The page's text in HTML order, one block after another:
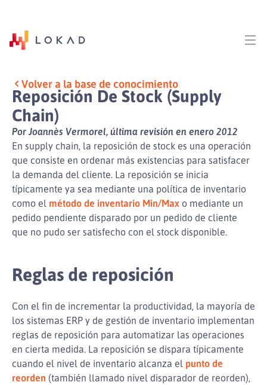
Volver a la base de conocimiento
Reposición De Stock (Supply
Chain)
Por Joannès Vermorel, última revisión en enero 2012
En supply chain, la reposición de stock es una operación
que consiste en ordenar más existencias para satisfacer
la demanda del cliente. La reposición se inicia
típicamente ya sea mediante una política de inventario
como el método de inventario Min/Max o mediante un
pedido pendiente disparado por un pedido de cliente
que no pudo ser satisfecho con el stock disponible.
Reglas de reposición
Con el fin de incrementar la productividad, la mayoría de
los sistemas ERP y de gestión de inventario implementan
reglas de reposición para automatizar las operaciones
en cierta medida. La reposición se dispara típicamente
cuando el nivel de inventario alcanza el punto de
reorden (también llamado nivel disparador de reorden),